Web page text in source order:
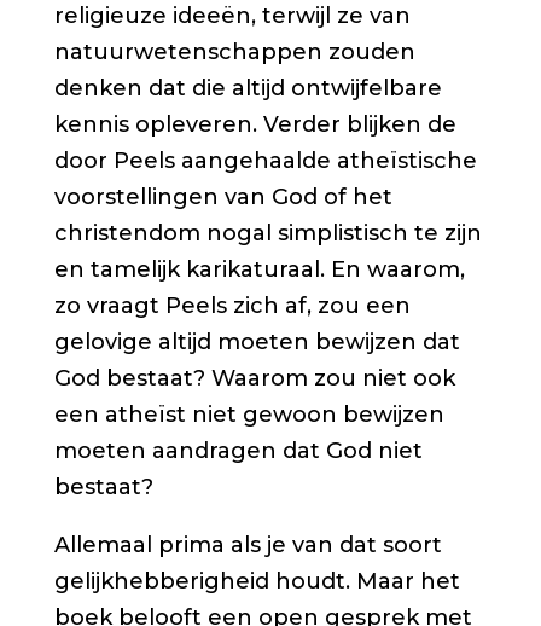
religieuze ideeën, terwijl ze van
natuurwetenschappen zouden
denken dat die altijd ontwijfelbare
kennis opleveren. Verder blijken de
door Peels aangehaalde atheïstische
voorstellingen van God of het
christendom nogal simplistisch te zijn
en tamelijk karikaturaal. En waarom,
zo vraagt Peels zich af, zou een
gelovige altijd moeten bewijzen dat
God bestaat? Waarom zou niet ook
een atheïst niet gewoon bewijzen
moeten aandragen dat God niet
bestaat?
Allemaal prima als je van dat soort
gelijkhebberigheid houdt. Maar het
boek belooft een open gesprek met